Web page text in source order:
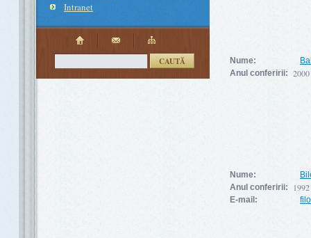
Intranet
CAUTĂ Nume:
Anul conferirii: 2000
Nume:
Anul conferirii:
1992
E-mail: